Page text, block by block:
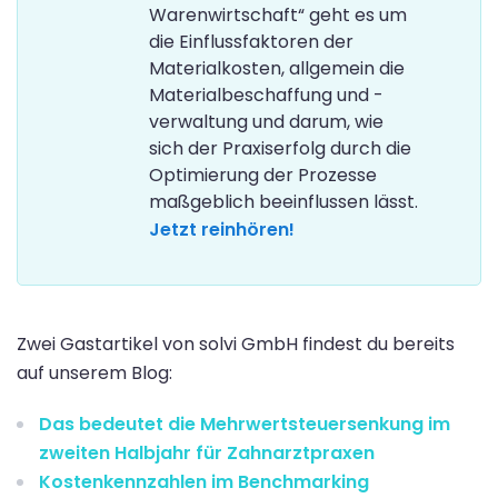
Warenwirtschaft“ geht es um
die Einflussfaktoren der
Materialkosten, allgemein die
Materialbeschaffung und -
verwaltung und darum, wie
sich der Praxiserfolg durch die
Optimierung der Prozesse
maßgeblich beeinflussen lässt.
Jetzt reinhören!
Zwei Gastartikel von solvi GmbH findest du bereits
auf unserem Blog:
Das bedeutet die Mehrwertsteuersenkung im
zweiten Halbjahr für Zahnarztpraxen
Kostenkennzahlen im Benchmarking